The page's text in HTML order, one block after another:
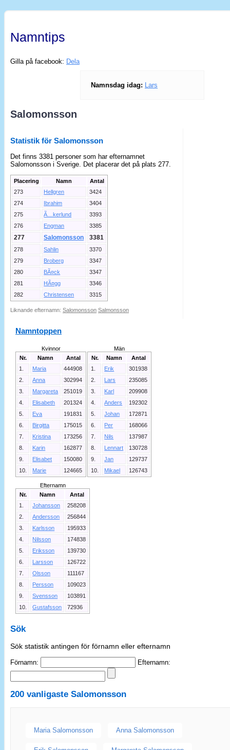
Namntips
Gilla på facebook: Dela
Namnsdag idag: Lars
Salomonsson
Statistik för Salomonsson
Det finns 3381 personer som har efternamnet
Salomonsson i Sverige. Det placerar det på plats 277.
Placering Namn
Antal
273
Hellgren
3424
274
Ibrahim
3404
275
Ã…kerlund
3393
276
Engman 3385
277 Salomonsson 3381
278 Sahlin
3370
279
Broberg
3347
280
BÃ¤ck
3347
281
HÃ¤gg
3346
282
Christensen 3315
Liknande efternamn:Salomonsson Salmonsson
Namntoppen
Kvinnor
Nr.
Namn
Antal
1.
Maria
444908
2.
Anna
302994
3.
Margareta
251019
4.
Elisabeth
201324
5.
Eva
191831
6.
Birgitta
175015
7.
Kristina
173256
8.
Karin
162877
9.
Elisabet
150080
10.
Marie 124665
Män
Nr.
Namn
Antal
1.
Erik
301938
2.
Lars
235085
3.
Karl
209908
4.
Anders
192302
5.
Johan
172871
6.
Per
168066
7.
Nils
137987
8.
Lennart
130728
9.
Jan
129737
10.
Mikael 126743
Efternamn
Nr.
Namn
Antal
1.
Johansson
258208
2.
Andersson
256844
3.
Karlsson
195933
4.
Nilsson
174838
5.
Eriksson
139730
6.
Larsson
126722
7.
Olsson
111167
8.
Persson
109023
9.
Svensson
103891
10.
Gustafsson 72936
Sök
Sök statistik antingen för förnamn eller efternamn
Förnamn: Efternamn:
200 vanligasteSalomonsson
Maria Salomonsson Anna Salomonsson